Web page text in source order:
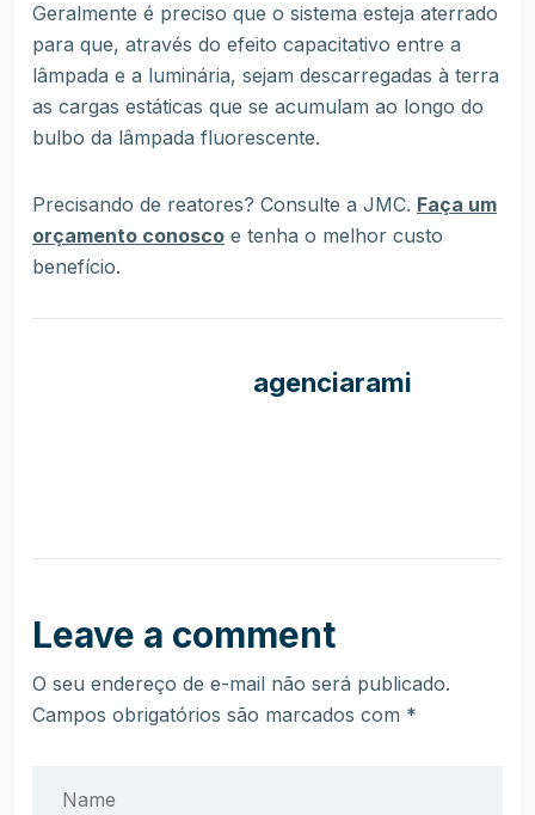
Geralmente é preciso que o sistema esteja aterrado
para que, através do efeito capacitativo entre a
lâmpada e a luminária, sejam descarregadas à terra
as cargas estáticas que se acumulam ao longo do
bulbo da lâmpada fluorescente.
Precisando de reatores? Consulte a JMC. Faça um
orçamento conosco e tenha o melhor custo
benefício.
agenciarami
Leave a comment
O seu endereço de e-mail não será publicado.
Campos obrigatórios são marcados com *